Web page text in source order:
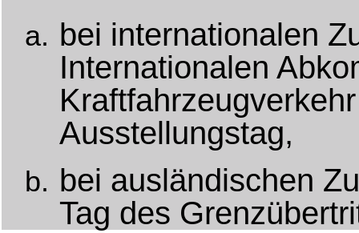
bei internationalen
Internationalen
Ausstellungstag,
bei ausländischen
Tag des